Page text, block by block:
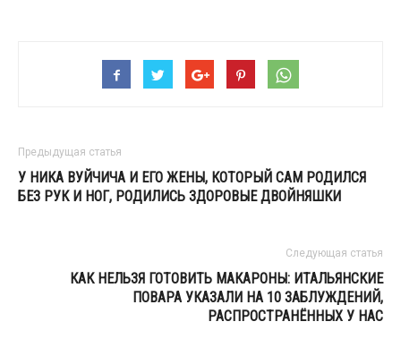
Предыдущая статья
У НИКА ВУЙЧИЧА И ЕГО ЖЕНЫ, КОТОРЫЙ САМ РОДИЛСЯ
БЕЗ РУК И НОГ, РОДИЛИСЬ ЗДОРОВЫЕ ДВОЙНЯШКИ
Следующая статья
КАК НЕЛЬЗЯ ГОТОВИТЬ МАКАРОНЫ: ИТАЛЬЯНСКИЕ
ПОВАРА УКАЗАЛИ НА 10 ЗАБЛУЖДЕНИЙ,
РАСПРОСТРАНЁННЫХ У НАС